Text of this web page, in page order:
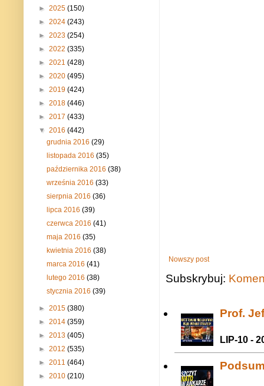
Nowszy post
Subskrybuj:
Prof.
LIP-10 -
► 2025 (150)
► 2024 (243)
► 2023 (254)
► 2022 (335)
► 2021 (428)
► 2020 (495)
► 2019 (424)
► 2018 (446)
► 2017 (433)
▼ 2016 (442)
grudnia 2016(29)
listopada 2016(35)
października 2016(38)
września 2016(33)
sierpnia 2016(36)
lipca 2016(39)
czerwca 2016(41)
maja 2016(35)
kwietnia 2016(38)
marca 2016(41)
lutego 2016(38)
stycznia 2016(39)
► 2015 (380)
► 2014 (359)
► 2013 (405)
► 2012 (535)
► 2011 (464)
► 2010 (210)